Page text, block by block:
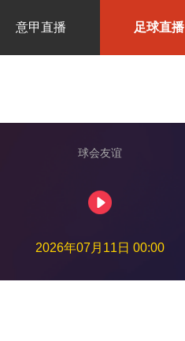
意甲直播 足球直播
球会友谊
2026年07月11日 00:00